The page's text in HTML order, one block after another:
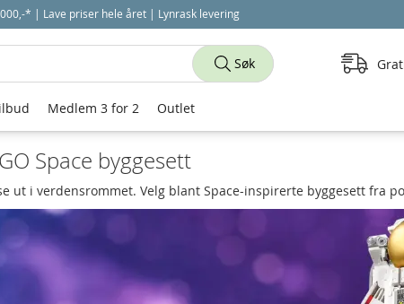
* | Lave priser hele året | Lynrask levering
Space byggesett
ut i verdensrommet. Velg blant Space-inspirerte byggesett fra
Søk
Medlem 3 for 2 Outlet